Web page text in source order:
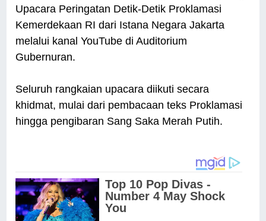
Upacara Peringatan Detik-Detik Proklamasi
Kemerdekaan RI dari Istana Negara Jakarta
melalui kanal YouTube di Auditorium
Gubernuran.
Seluruh rangkaian upacara diikuti secara
khidmat, mulai dari pembacaan teks Proklamasi
hingga pengibaran Sang Saka Merah Putih.